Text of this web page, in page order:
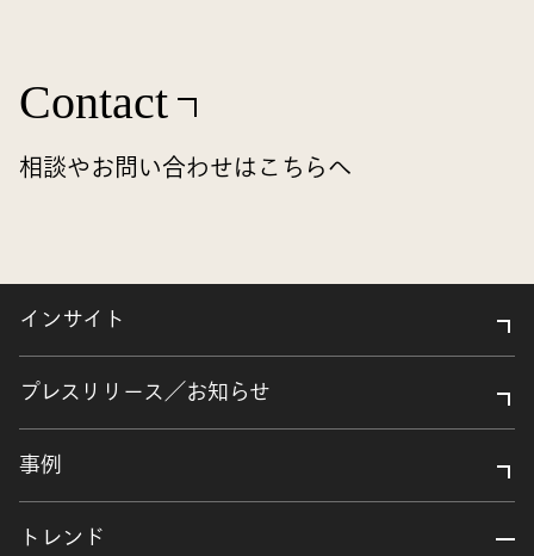
Contact
相談やお問い合わせはこちらへ
インサイト
プレスリリース／お知らせ
事例
トレンド